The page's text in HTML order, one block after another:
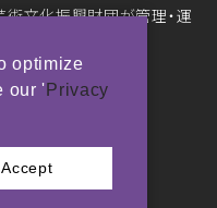
文化振興財団が管理・運
rights reserved.
撮影：市川靖史
optimize
our ' Privacy
Accept